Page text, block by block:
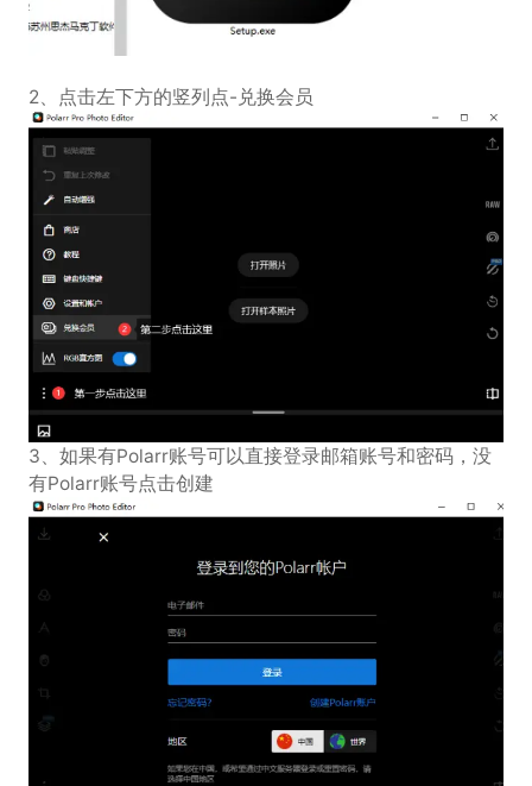
2、点击左下方的竖列点-兑换会员
3、如果有Polarr账号可以直接登录邮箱账号和密码，没
有Polarr账号点击创建